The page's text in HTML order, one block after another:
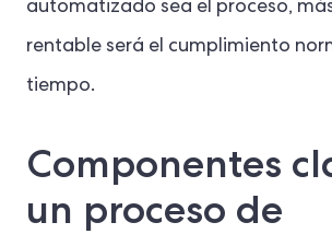
automatizado sea el proceso,
rentable será el cumplimiento
tiempo.
Componentes
un proceso de